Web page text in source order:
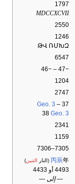
1797
MDCCXCVII
2550
1246
ԹՎ ՌՄԽԶ
6547
−47 – −46
1204
2747
37
Geo. 3 –
38 Geo. 3
2341
1159
7305–7306
丙辰年 (النار التنين)
4493 أو 4433
— إلى —